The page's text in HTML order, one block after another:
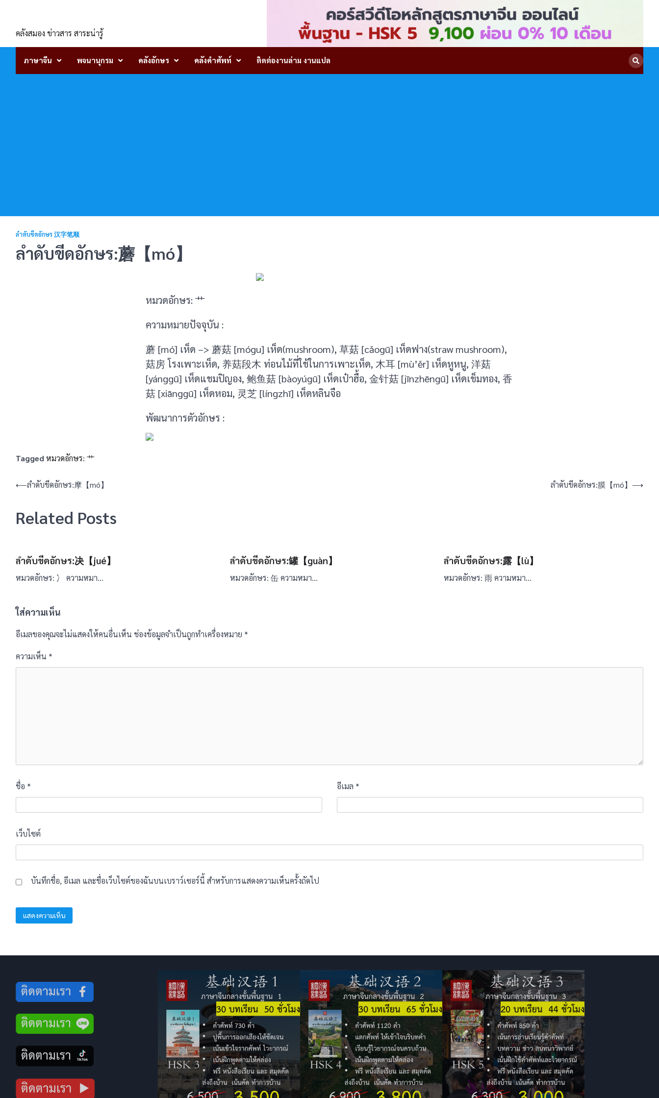
contentคลังสมอง ข่าวสาร สาระน่ารู้
ภาษาจีน พจนานุกรม คลังอักษร คลังคำศัพท์ ติดต่องานล่าม งานแปล
ลำดับขีดอักษร 汉字笔顺
ลำดับขีดอักษร:蘑【mó】
หมวดอักษร: 艹
ความหมายปัจจุบัน :
蘑 [mó] เห็ด –> 蘑菇 [mógu] เห็ด(mushroom), 草菇 [cǎogū] เห็ดฟาง(straw mushroom),
菇房 โรงเพาะเห็ด, 养菇段木 ท่อนไม้ที่ใช้ในการเพาะเห็ด, 木耳 [mù’ěr] เห็ดหูหนู, 洋菇
[yánggū] เห็ดแชมปิญอง, 鲍鱼菇 [bàoyúgū] เห็ดเป๋าฮื้อ, 金针菇 [jīnzhēngū] เห็ดเข็มทอง, 香
菇 [xiānggū] เห็ดหอม, 灵芝 [língzhī] เห็ดหลินจือ
พัฒนาการตัวอักษร :
Tagged หมวดอักษร: 艹
แนะแนว
⟵ลำดับขีดอักษร:摩【mó】 ลำดับขีดอักษร:膜【mó】 ⟶
Related Posts
ลำดับขีดอักษร:决【jué】
หมวดอักษร: 冫 ความหมา…
ลำดับขีดอักษร:罐【guàn】
หมวดอักษร: 缶 ความหมา…
ลำดับขีดอักษร:露【lù】
หมวดอักษร: 雨 ความหมา…
ใส่ความเห็น
อีเมลของคุณจะไม่แสดงให้คนอื่นเห็น ช่องข้อมูลจำเป็นถูกทำเครื่องหมาย *
ความเห็น *
ชื่อ * อีเมล *
เว็บไซต์
บันทึกชื่อ, อีเมล และชื่อเว็บไซต์ของฉันบนเบราว์เซอร์นี้ สำหรับการแสดงความเห็นครั้งถัดไป